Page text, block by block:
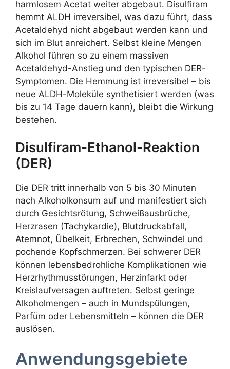
harmlosem Acetat weiter abgebaut. Disulfiram
hemmt ALDH irreversibel, was dazu führt, dass
Acetaldehyd nicht abgebaut werden kann und
sich im Blut anreichert. Selbst kleine Mengen
Alkohol führen so zu einem massiven
Acetaldehyd-Anstieg und den typischen DER-
Symptomen. Die Hemmung ist irreversibel – bis
neue ALDH-Moleküle synthetisiert werden (was
bis zu 14 Tage dauern kann), bleibt die Wirkung
bestehen.
Disulfiram-Ethanol-Reaktion
(DER)
Die DER tritt innerhalb von 5 bis 30 Minuten
nach Alkoholkonsum auf und manifestiert sich
durch Gesichtsrötung, Schweißausbrüche,
Herzrasen (Tachykardie), Blutdruckabfall,
Atemnot, Übelkeit, Erbrechen, Schwindel und
pochende Kopfschmerzen. Bei schwerer DER
können lebensbedrohliche Komplikationen wie
Herzrhythmusstörungen, Herzinfarkt oder
Kreislaufversagen auftreten. Selbst geringe
Alkoholmengen – auch in Mundspülungen,
Parfüm oder Lebensmitteln – können die DER
auslösen.
Anwendungsgebiete